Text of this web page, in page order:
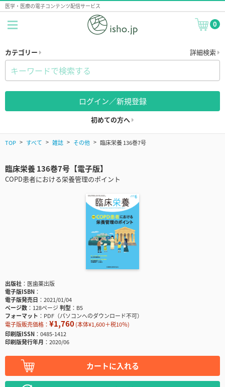
医学・医療の電子コンテンツ配信サービス
0
カテゴリー 詳細検索
ログイン／新規登録
初めての方へ
TOP すべて 雑誌 その他 臨床栄養 136巻7号
臨床栄養 136巻7号【電子版】
COPD患者における栄養管理のポイント
出版社
医歯薬出版
電子版ISBN
電子版発売日
2021/01/04
ページ数
128ページ判型
B5
フォーマット
PDF（パソコンへのダウンロード不可）
電子版販売価格： ¥1,760(本体¥1,600＋税10％)
印刷版ISSN
0485-1412
印刷版発行年月
2020/06
カートに入れる